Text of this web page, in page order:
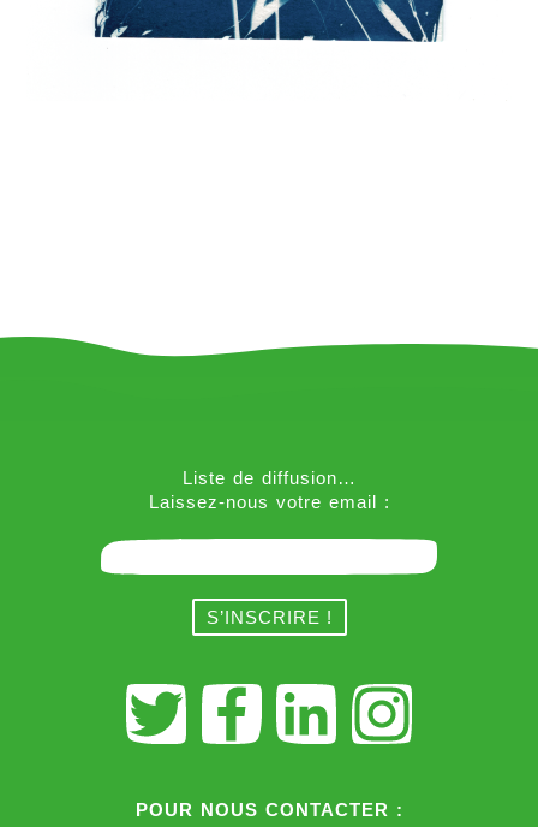
Liste de diffusion…
Laissez-nous votre email :
POUR NOUS CONTACTER :